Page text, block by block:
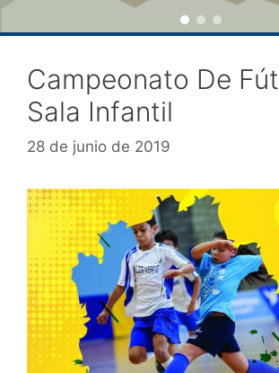
Campeonato De
Sala Infantil
28 de junio de 2019